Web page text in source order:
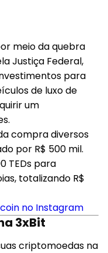
meio da quebra
Justiça Federal,
para
de luxo de
um
compra diversos
por R$ 500 mil.
TEDs para
totalizando R$
no Instagram
3xBit
criptomoedas na